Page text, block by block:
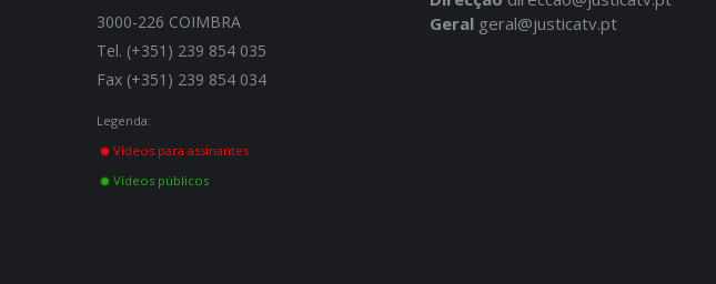
3000-226 COIMBRA
Tel. (+351) 239 854 035
Fax (+351) 239 854 034
Legenda:
Vídeos para assinantes
Vídeos públicos
Geral geral@justicatv.pt